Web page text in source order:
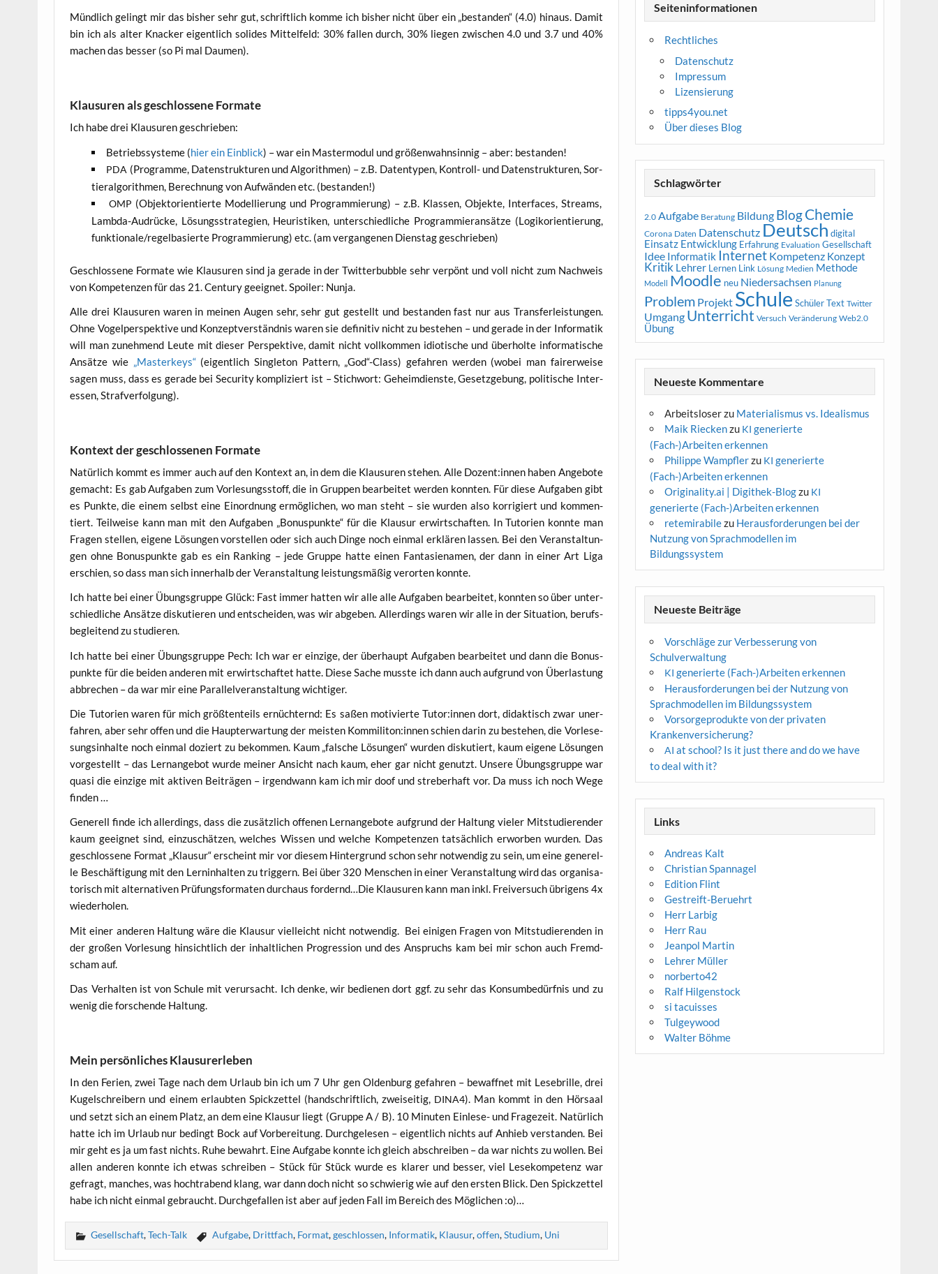
Münd­lich gelingt mir das bis­her sehr gut, schrift­lich kom­me ich bis­her nicht über ein „bestan­den“ (4.0) hin­aus. Damit
bin ich als alter Kna­cker eigent­lich soli­des Mit­tel­feld: 30% fal­len durch, 30% lie­gen zwi­schen 4.0 und 3.7 und 40%
machen das bes­ser (so Pi mal Daumen).
Klausuren als geschlossene Formate
Ich habe drei Klau­su­ren geschrieben:
Betriebs­sys­te­me (hier ein Ein­blick) – war ein Mas­ter­mo­dul und grö­ßen­wahn­sin­nig – aber: bestanden!
PDA (Pro­gram­me, Daten­struk­tu­ren und Algo­rith­men) – z.B. Daten­ty­pen, Kon­troll- und Daten­struk­tu­ren, Sor­
tier­al­go­rith­men, Berech­nung von Auf­wän­den etc. (bestan­den!)
OMP (Objekt­ori­en­tier­te Model­lie­rung und Pro­gram­mie­rung) – z.B. Klas­sen, Objek­te, Inter­faces, Streams,
Lamb­da-Audrü­cke, Lösungs­stra­te­gien, Heu­ris­ti­ken, unter­schied­li­che Pro­gram­mier­an­sät­ze (Logi­k­ori­en­tie­rung,
funktionale/regelbasierte Pro­gram­mie­rung) etc. (am ver­gan­ge­nen Diens­tag geschrieben)
Geschlos­se­ne For­ma­te wie Klau­su­ren sind ja gera­de in der Twit­ter­bubble sehr ver­pönt und voll nicht zum Nach­weis
von Kom­pe­ten­zen für das 21. Cen­tu­ry geeig­net. Spoi­ler: Nunja.
Alle drei Klau­su­ren waren in mei­nen Augen sehr, sehr gut gestellt und bestan­den fast nur aus Trans­fer­leis­tun­gen.
Ohne Vogel­per­spek­ti­ve und Kon­zept­ver­ständ­nis waren sie defi­ni­tiv nicht zu bestehen – und gera­de in der Infor­ma­tik
will man zuneh­mend Leu­te mit die­ser Per­spek­ti­ve, damit nicht voll­kom­men idio­ti­sche und über­hol­te infor­ma­ti­sche
Ansät­ze wie „Mas­ter­keys“(eigent­lich Sin­gle­ton Pat­tern, „God“-Class) gefah­ren wer­den (wobei man fai­rer­wei­se
sagen muss, dass es gera­de bei Secu­ri­ty kom­pli­ziert ist – Stich­wort: Geheim­diens­te, Gesetz­ge­bung, poli­ti­sche Inter­
es­sen, Strafverfolgung).
Kontext der geschlossenen Formate
Natür­lich kommt es immer auch auf den Kon­text an, in dem die Klau­su­ren ste­hen. Alle Dozent:innen haben Ange­bo­te
gemacht: Es gab Auf­ga­ben zum Vor­le­sungs­stoff, die in Grup­pen bear­bei­tet wer­den konn­ten. Für die­se Auf­ga­ben gibt
es Punk­te, die einem selbst eine Ein­ord­nung ermög­li­chen, wo man steht – sie wur­den also kor­ri­giert und kom­men­
tiert. Teil­wei­se kann man mit den Auf­ga­ben „Bonus­punk­te“ für die Klau­sur erwirt­schaf­ten. In Tuto­ri­en konn­te man
Fra­gen stel­len, eige­ne Lösun­gen vor­stel­len oder sich auch Din­ge noch ein­mal erklä­ren las­sen. Bei den Ver­an­stal­tun­
gen ohne Bonus­punk­te gab es ein Ran­king – jede Grup­pe hat­te einen Fan­ta­sie­na­men, der dann in einer Art Liga
erschien, so dass man sich inner­halb der Ver­an­stal­tung leis­tungs­mä­ßig ver­or­ten konnte.
Ich hat­te bei einer Übungs­grup­pe Glück: Fast immer hat­ten wir alle alle Auf­ga­ben bear­bei­tet, konn­ten so über unter­
schied­li­che Ansät­ze dis­ku­tie­ren und ent­schei­den, was wir abge­ben. Aller­dings waren wir alle in der Situa­ti­on, berufs­
be­glei­tend zu studieren.
Ich hat­te bei einer Übungs­grup­pe Pech: Ich war er ein­zi­ge, der über­haupt Auf­ga­ben bear­bei­tet und dann die Bonus­
punk­te für die bei­den ande­ren mit erwirt­schaf­tet hat­te. Die­se Sache muss­te ich dann auch auf­grund von Über­las­tung
abbre­chen – da war mir eine Par­al­lel­ver­an­stal­tung wichtiger.
Die Tuto­ri­en waren für mich größ­ten­teils ernüch­ternd: Es saßen moti­vier­te Tutor:innen dort, didak­tisch zwar uner­
fah­ren, aber sehr offen und die Haupt­er­war­tung der meis­ten Kommiliton:innen schien dar­in zu bestehen, die Vor­le­se­
sungs­in­hal­te noch ein­mal doziert zu bekom­men. Kaum „fal­sche Lösun­gen“ wur­den dis­ku­tiert, kaum eige­ne Lösun­gen
vor­ge­stellt – das Lern­an­ge­bot wur­de mei­ner Ansicht nach kaum, eher gar nicht genutzt. Unse­re Übungs­grup­pe war
qua­si die ein­zi­ge mit akti­ven Bei­trä­gen – irgend­wann kam ich mir doof und stre­ber­haft vor. Da muss ich noch Wege
finden …
Gene­rell fin­de ich aller­dings, dass die zusätz­lich offe­nen Lern­an­ge­bo­te auf­grund der Hal­tung vie­ler Mit­stu­die­ren­der
kaum geeig­net sind, ein­zu­schät­zen, wel­ches Wis­sen und wel­che Kom­pe­ten­zen tat­säch­lich erwor­ben wur­den. Das
geschlos­se­ne For­mat „Klau­sur“ erscheint mir vor die­sem Hin­ter­grund schon sehr not­wen­dig zu sein, um eine gene­rel­
le Beschäf­ti­gung mit den Lern­in­hal­ten zu trig­gern. Bei über 320 Men­schen in einer Ver­an­stal­tung wird das orga­ni­sa­
to­risch mit alter­na­ti­ven Prü­fungs­for­ma­ten durch­aus fordernd…Die Klau­su­ren kann man inkl. Frei­ver­such übri­gens 4x
wiederholen.
Mit einer ande­ren Hal­tung wäre die Klau­sur viel­leicht nicht not­wen­dig. Bei eini­gen Fra­gen von Mit­stu­die­ren­den in
der gro­ßen Vor­le­sung hin­sicht­lich der inhalt­li­chen Pro­gres­si­on und des Anspruchs kam bei mir schon auch Fremd­
scham auf.
Das Ver­hal­ten ist von Schu­le mit ver­ur­sacht. Ich den­ke, wir bedie­nen dort ggf. zu sehr das Kon­sum­be­dürf­nis und zu
wenig die for­schen­de Haltung.
Mein persönliches Klausurerleben
In den Feri­en, zwei Tage nach dem Urlaub bin ich um 7 Uhr gen Olden­burg gefah­ren – bewaff­net mit Lese­bril­le, drei
Kugel­schrei­bern und einem erlaub­ten Spick­zet­tel (hand­schrift­lich, zwei­sei­tig, DINA4). Man kommt in den Hör­saal
und setzt sich an einem Platz, an dem eine Klau­sur liegt (Grup­pe A / B). 10 Minu­ten Ein­le­se- und Fra­ge­zeit. Natür­lich
hat­te ich im Urlaub nur bedingt Bock auf Vor­be­rei­tung. Durch­ge­le­sen – eigent­lich nichts auf Anhieb ver­stan­den. Bei
mir geht es ja um fast nichts. Ruhe bewahrt. Eine Auf­ga­be konn­te ich gleich abschrei­ben – da war nichts zu wol­len. Bei
allen ande­ren konn­te ich etwas schrei­ben – Stück für Stück wur­de es kla­rer und bes­ser, viel Lese­kom­pe­tenz war
gefragt, man­ches, was hoch­tra­bend klang, war dann doch nicht so schwie­rig wie auf den ers­ten Blick. Den Spick­zet­tel
habe ich nicht ein­mal gebraucht. Durch­ge­fal­len ist aber auf jeden Fall im Bereich des Mög­li­chen :o)…
Gesellschaft,Tech-Talk Aufgabe, Drittfach, Format,geschlossen, Informatik, Klausur,offen,Studium, Uni
Seiteninformationen
Rechtliches
Datenschutz
Impressum
Lizensierung
tipps4you.net
Über dieses Blog
Schlagwörter
2.0 Aufgabe Beratung Bildung BlogChemie
Corona Daten Datenschutz Deutsch digital
Einsatz Entwicklung Erfahrung Evaluation Gesellschaft
Idee Informatik Internet Kompetenz Konzept
Kritik Lehrer Lernen Link Lösung Medien Methode
Modell Moodle neu Niedersachsen Planung
Problem Projekt Schule Schüler Text Twitter
Umgang Unterricht Versuch Veränderung Web2.0
Übung
Neueste Kommentare
Arbeitsloserzu Materialismus vs. Idealismus
Maik Rieckenzu KI generierte
(Fach-)Arbeiten erkennen
Philippe Wampflerzu KI generierte
(Fach-)Arbeiten erkennen
Originality.ai | Digithek-Blogzu KI
generierte (Fach-)Arbeiten erkennen
retemirabilezu Herausforderungen bei der
Nutzung von Sprachmodellen im
Bildungssystem
Neueste Beiträge
Vorschläge zur Verbesserung von
Schulverwaltung
KI generierte (Fach-)Arbeiten erkennen
Herausforderungen bei der Nutzung von
Sprachmodellen im Bildungssystem
Vorsorgeprodukte von der privaten
Krankenversicherung?
AI at school? Is it just there and do we have
to deal with it?
Links
Andreas Kalt
Christian Spannagel
Edition Flint
Gestreift-Beruehrt
Herr Larbig
Herr Rau
Jeanpol Martin
Lehrer Müller
norberto42
Ralf Hilgenstock
si tacuisses
Tulgeywood
Walter Böhme